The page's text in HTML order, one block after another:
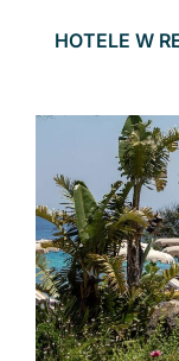
HOTELE W